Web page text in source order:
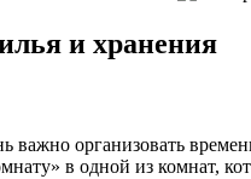
и хранения
важно организовать
в одной из комнат,